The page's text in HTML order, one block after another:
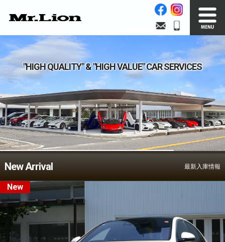
在庫車情報
Trade In
買取無料査定
Factory
自社工場
Our Service
サービス案内
Official Blog
公式ブログ
Company info.
"HIGH QUALITY" & "HIGH VALUE" CAR SERVICES
New Arrival 最新入庫情報
New